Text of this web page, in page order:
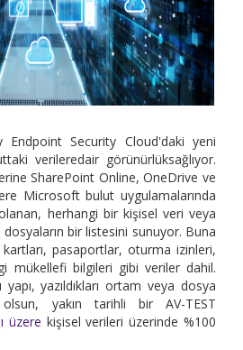
Endpoint Security Cloud'daki yeni
verileredair görünürlüksağlıyor.
SharePoint Online, OneDrive ve
Microsoft bulut uygulamalarında
herhangi bir kişisel veri veya
bir listesini sunuyor. Buna
pasaportlar, oturma izinleri,
mükellefi bilgileri gibi veriler dahil.
yazıldıkları ortam veya dosya
yakın tarihli bir AV-TEST
üzere kişisel verileri üzerinde %100